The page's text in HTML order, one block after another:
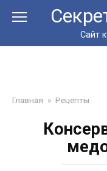
Сайт
Главная » Рецепты